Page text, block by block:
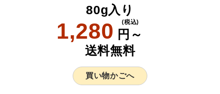
80g入り
1,280 円～
(税込)
送料無料
買い物かごへ